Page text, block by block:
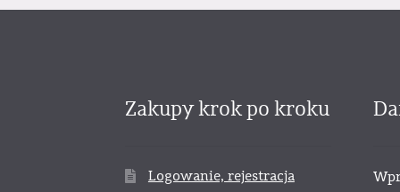
Zakupy krok po kroku
Logowanie, rejestracja